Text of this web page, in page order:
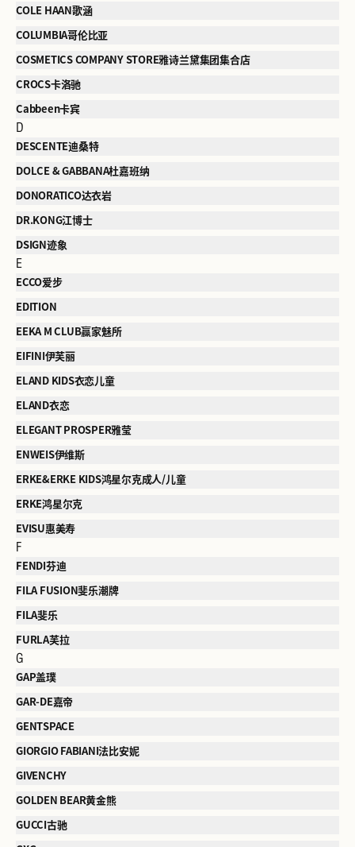
COLE HAAN歌涵
COLUMBIA哥伦比亚
COSMETICS COMPANY STORE雅诗兰黛集团集合店
CROCS卡洛驰
Cabbeen卡宾
D
DESCENTE迪桑特
DOLCE & GABBANA杜嘉班纳
DONORATICO达衣岩
DR.KONG江博士
DSIGN迹象
E
ECCO爱步
EDITION
EEKA M CLUB赢家魅所
EIFINI伊芙丽
ELAND KIDS衣恋儿童
ELAND衣恋
ELEGANT PROSPER雅莹
ENWEIS伊维斯
ERKE&ERKE KIDS鸿星尔克成人/儿童
ERKE鸿星尔克
EVISU惠美寿
F
FENDI芬迪
FILA FUSION斐乐潮牌
FILA斐乐
FURLA芙拉
G
GAP盖璞
GAR-DE嘉帝
GENTSPACE
GIORGIO FABIANI法比安妮
GIVENCHY
GOLDEN BEAR黄金熊
GUCCI古驰